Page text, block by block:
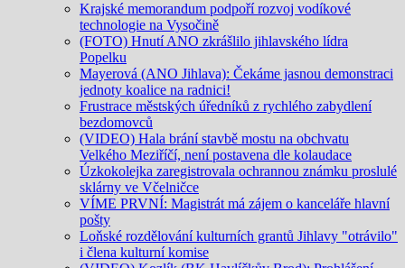
Krajské memorandum podpoří rozvoj vodíkové
technologie na Vysočině
(FOTO) Hnutí ANO zkrášlilo jihlavského lídra
Popelku
Mayerová (ANO Jihlava): Čekáme jasnou demonstraci
jednoty koalice na radnici!
Frustrace městských úředníků z rychlého zabydlení
bezdomovců
(VIDEO) Hala brání stavbě mostu na obchvatu
Velkého Meziříčí, není postavena dle kolaudace
Úzkokolejka zaregistrovala ochrannou známku proslulé
sklárny ve Včelničce
VÍME PRVNÍ: Magistrát má zájem o kanceláře hlavní
pošty
Loňské rozdělování kulturních grantů Jihlavy "otrávilo"
i člena kulturní komise